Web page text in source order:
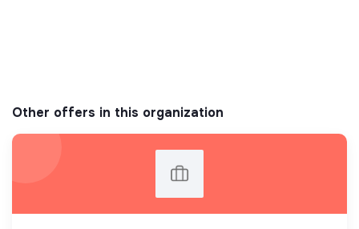
Other offers in this organization